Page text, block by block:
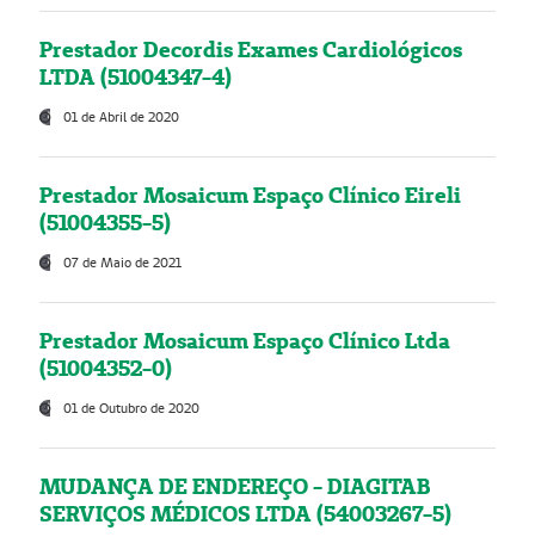
Prestador Decordis Exames Cardiológicos
LTDA (51004347-4)
01 de Abril de 2020
Prestador Mosaicum Espaço Clínico Eireli
(51004355-5)
07 de Maio de 2021
Prestador Mosaicum Espaço Clínico Ltda
(51004352-0)
01 de Outubro de 2020
MUDANÇA DE ENDEREÇO - DIAGITAB
SERVIÇOS MÉDICOS LTDA (54003267-5)